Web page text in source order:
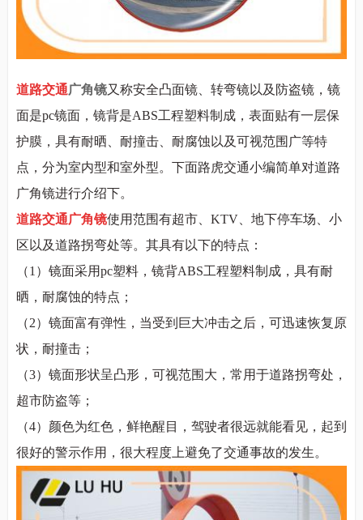
道路交通广角镜又称安全凸面镜、转弯镜以及防盗镜，镜
面是pc镜面，镜背是ABS工程塑料制成，表面贴有一层保
护膜，具有耐晒、耐撞击、耐腐蚀以及可视范围广等特
点，分为室内型和室外型。下面路虎交通小编简单对道路
广角镜进行介绍下。
道路交通广角镜使用范围有超市、 KTV 、地下停车场、小
区以及道路拐弯处等。其具有以下的特点：
（1） 镜面采用pc塑料，镜背ABS工程塑料制成，具有耐
晒，耐腐蚀的特点；
（2） 镜面富有弹性，当受到巨大冲击之后，可迅速恢复原
状，耐撞击；
（3） 镜面形状呈凸形，可视范围大，常用于道路拐弯处，
超市防盗等；
（4） 颜色为红色，鲜艳醒目，驾驶者很远就能看见，起到
很好的警示作用，很大程度上避免了交通事故的发生。